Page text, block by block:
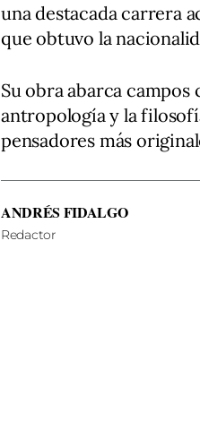
una destacada carrera
que obtuvo la
Su obra abarca
antropología y la
pensadores más
ANDRÉS FIDALGO
Redactor